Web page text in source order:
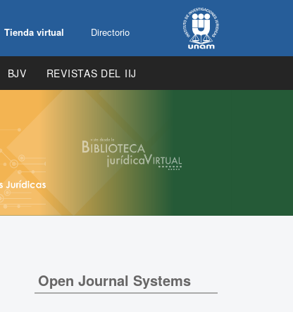
Tienda virtual Directorio
BJV REVISTAS DEL IIJ
Open Journal Systems